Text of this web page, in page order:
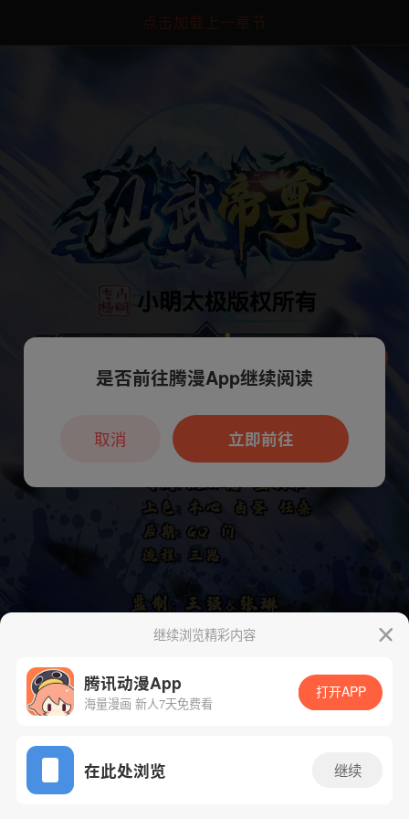
点击加载上一章节
App免费看
下一话
继续浏览精彩内容
腾讯动漫App
海量漫画 新人7天免费看
打开APP
在此处浏览 继续
本章节仅支持App阅读，可打开App新用
户7天免费看
是否前往腾漫App继续阅读
立即前往
取消